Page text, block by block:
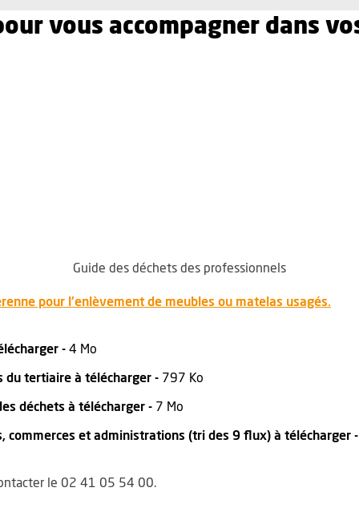
vous accompagner dans
Guide des déchets des professionnels
pour l'enlèvement de meubles ou matelas usagés.
- 4 Mo
du tertiaire à télécharger - 797 Ko
déchets à télécharger - 7 Mo
commerces et administrations (tri des 9 flux) à télécharger -
le 02 41 05 54 00.